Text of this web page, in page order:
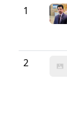
1
2